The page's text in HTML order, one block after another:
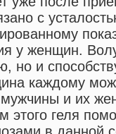
с
у женщин.
но и
каждому
мужчины и их
этого геля